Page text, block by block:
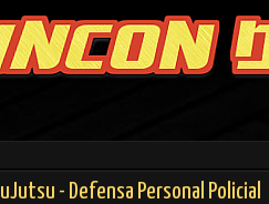
- Defensa Personal Policial